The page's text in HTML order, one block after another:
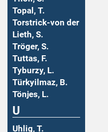
Topal, T.
Torstrick-von der
Lieth, S.
Tröger, S.
Tuttas, F.
Tyburzy, L.
Türkyilmaz, B.
Tönjes, L.
U
Uhlig, T.